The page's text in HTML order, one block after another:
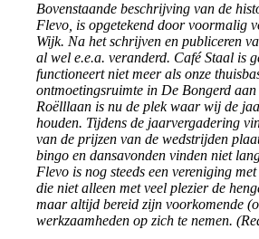
Bovenstaande beschrijving van de
Flevo, is opgetekend door voormalig
Wijk. Na het schrijven en publiceren
al wel e.e.a. veranderd. Café Staal is
functioneert niet meer als onze
ontmoetingsruimte in De Bongerd aan
Roëlllaan is nu de plek waar wij de
houden. Tijdens de jaarvergadering
van de prijzen van de wedstrijden
bingo en dansavonden vinden niet
Flevo is nog steeds een vereniging
die niet alleen met veel plezier de
maar altijd bereid zijn voorkomende
werkzaamheden op zich te nemen.